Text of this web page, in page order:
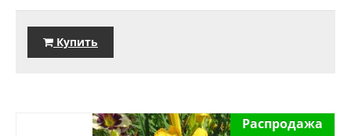
Купить
Распродажа